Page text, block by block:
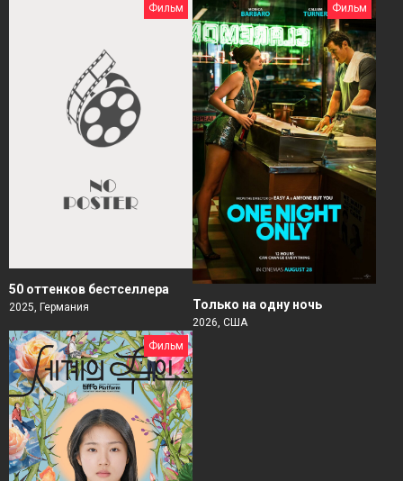
Фильм
50 оттенков бестселлера
2025, Германия
Фильм
Только на одну ночь
2026, США
Фильм